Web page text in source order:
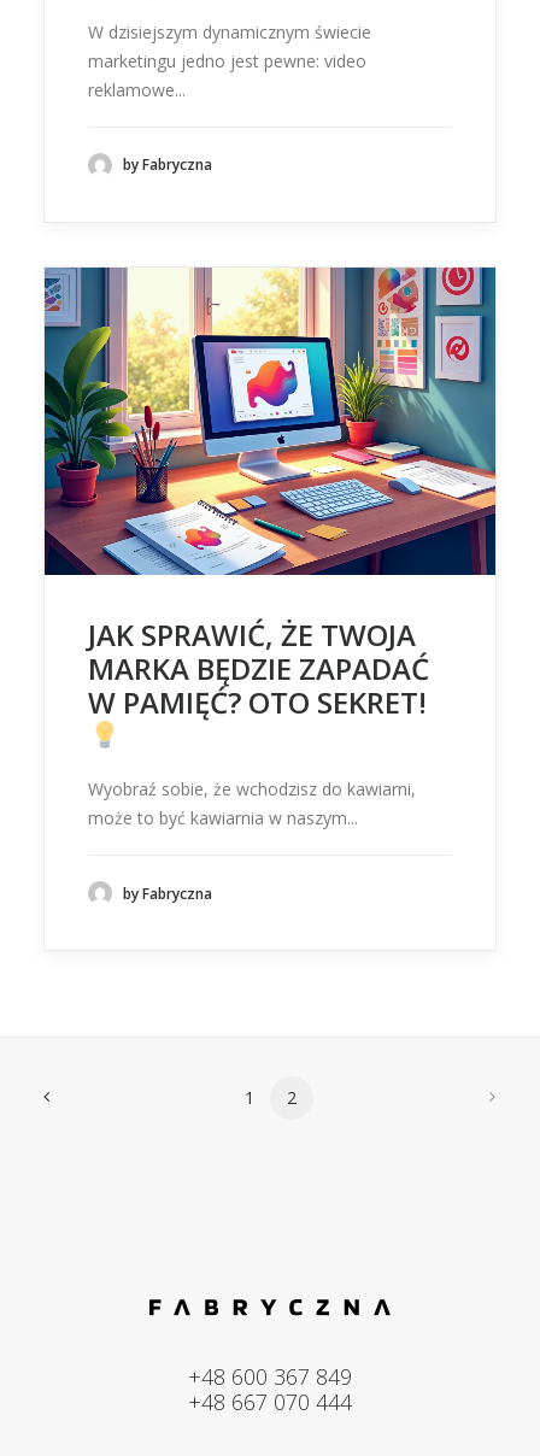
W dzisiejszym dynamicznym świecie
marketingu jedno jest pewne: video
reklamowe...
by Fabryczna
JAK SPRAWIĆ, ŻE TWOJA
MARKA BĘDZIE ZAPADAĆ
W PAMIĘĆ? OTO SEKRET!
Wyobraź sobie, że wchodzisz do kawiarni,
może to być kawiarnia w naszym...
by Fabryczna
1 2
+48 600 367 849
+48 667 070 444